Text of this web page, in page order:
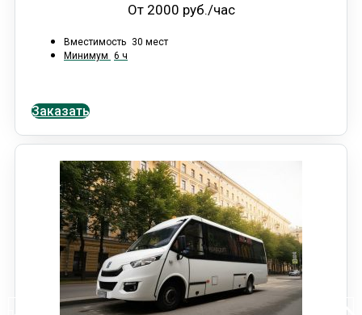
От 2000 руб./час
Вместимость 30 мест
Минимум 6 ч
Заказать